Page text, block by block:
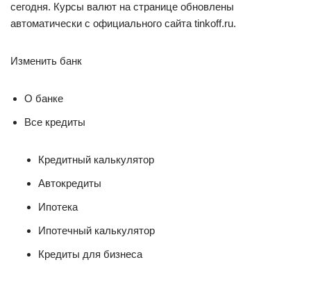
сегодня. Курсы валют на странице обновлены
автоматически с официального сайта tinkoff.ru.
Изменить банк
О банке
Все кредиты
Кредитный калькулятор
Автокредиты
Ипотека
Ипотечный калькулятор
Кредиты для бизнеса